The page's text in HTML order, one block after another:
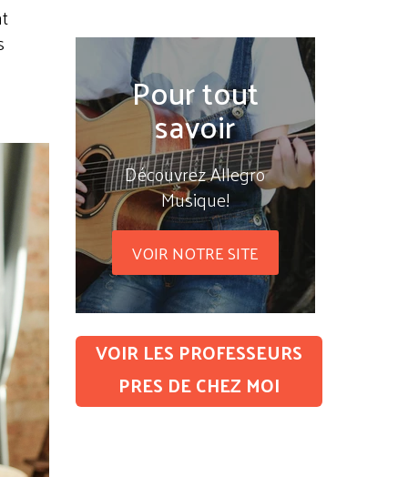
Pour tout
savoir
Découvrez Allegro
Musique!
VOIR NOTRE SITE
VOIR LES PROFESSEURS
PRES DE CHEZ MOI